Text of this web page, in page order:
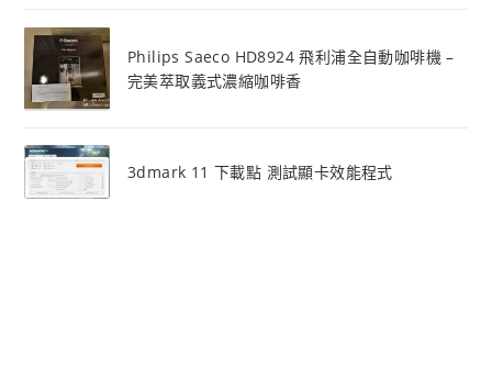
Philips Saeco HD8924 飛利浦全自動咖啡機 –
完美萃取義式濃縮咖啡香
3dmark 11 下載點 測試顯卡效能程式